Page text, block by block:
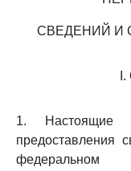
СВЕДЕНИЙ И
1. Настоящие
предоставления
федеральном